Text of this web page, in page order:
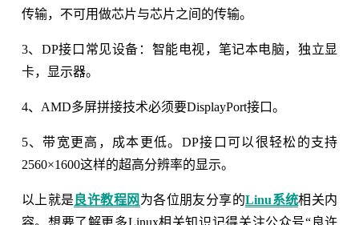
传输，不可用做芯片与芯片之间的传输。
3、DP接口常见设备：智能电视，笔记本电脑，独立显
卡，显示器。
4、AMD多屏拼接技术必须要DisplayPort接口。
5、带宽更高，成本更低。DP接口可以很轻松的支持
2560×1600这样的超高分辨率的显示。
以上就是 良许教程网 为各位朋友分享的Linu系统相关内
容。想要了解更多Linux相关知识记得关注公众号“良许